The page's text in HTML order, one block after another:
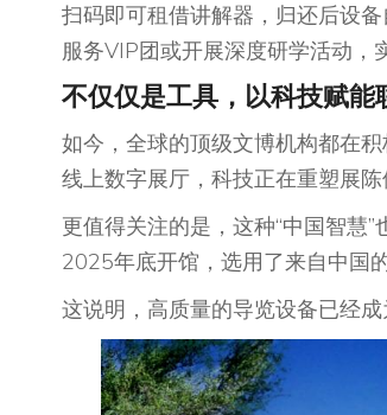
扫码即可租借讲解器，归还后设
服务VIP团或开展深度研学活动，
不仅仅是工具， 以科技赋能
如今，全球的顶级文博机构都在
线上数字展厅，科技正在重塑展陈
更值得关注的是，这种“中国智
2025年底开馆，选用了来自中国
这说明，高质量的导览设备已经